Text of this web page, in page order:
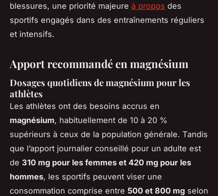
blessures, une priorité majeure à propos des
sportifs engagés dans des entraînements réguliers
et intensifs.
Apport recommandé en magnésium
Dosages quotidiens de magnésium pour les
athlètes
Les athlètes ont des besoins accrus en
magnésium, habituellement de 10 à 20 %
supérieurs à ceux de la population générale. Tandis
que l’apport journalier conseillé pour un adulte est
de 310 mg pour les femmes et 420 mg pour les
hommes, les sportifs peuvent viser une
consommation comprise entre 500 et 800 mg selon